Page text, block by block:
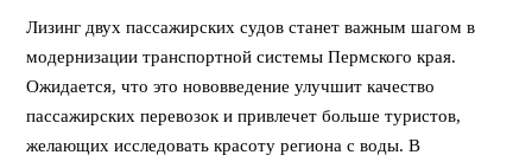
Лизинг двух пассажирских судов станет важным шагом в
модернизации транспортной системы Пермского края.
Ожидается, что это нововведение улучшит качество
пассажирских перевозок и привлечет больше туристов,
желающих исследовать красоту региона с воды. В